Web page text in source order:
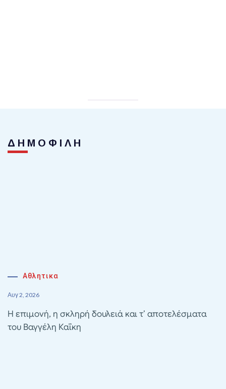
ΔΗΜΟΦΙΛΗ
Αθλητικα
Αυγ 2, 2026
Η επιμονή, η σκληρή δουλειά και τ’ αποτελέσματα
του Βαγγέλη Καΐκη